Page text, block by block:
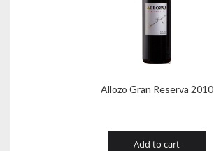
Allozo Gran Reserva 2010
Add to cart